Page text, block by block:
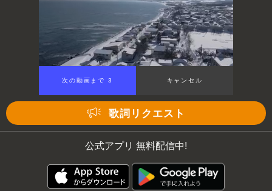
Mute
次の動画まで 3 キャンセル
歌詞リクエスト
公式アプリ 無料配信中!